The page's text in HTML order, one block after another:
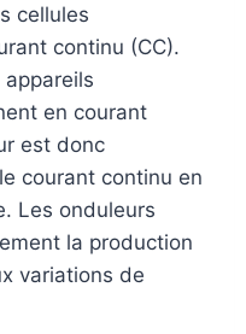
cellules
continu (CC).
en courant
est donc
courant continu en
Les onduleurs
la production
variations de